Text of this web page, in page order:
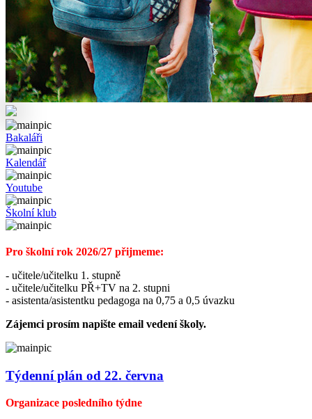
Bakaláři
Kalendář
Youtube
Školní klub
Pro školní rok 2026/27 přijmeme:
- učitele/učitelku 1. stupně
- učitele/učitelku PŘ+TV na 2. stupni
- asistenta/asistentku pedagoga na 0,75 a 0,5 úvazku
Zájemci prosím napište email vedení školy.
Týdenní plán od 22. června
Organizace posledního týdne